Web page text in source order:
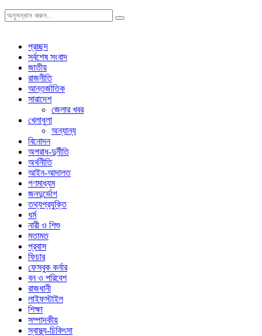
প্রচ্ছদ
সর্বশেষ সংবাদ
জাতীয়
রাজনীতি
আন্তর্জাতিক
সারাদেশ
জেলার খবর
খেলাধুলা
অন্যান্য
বিনোদন
অপরাধ-দুর্নীতি
অর্থনীতি
আইন-আদালত
গণমাধ্যম
জনদুর্ভোগ
তথ্যপ্রযুক্তি
ধর্ম
নারী ও শিশু
মতামত
প্রবাস
ফিচার
ফেসবুক কর্নার
বন ও পরিবেশ
রাজধানী
লাইফস্টাইল
শিক্ষা
সম্পাদকীয়
স্বাস্থ্য-চিকিৎসা